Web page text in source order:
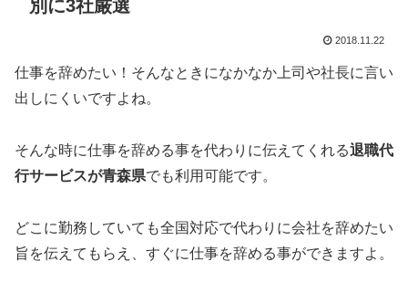
別に3社厳選
2018.11.22
仕事を辞めたい！そんなときになかなか上司や社長に言い
出しにくいですよね。
そんな時に仕事を辞める事を代わりに伝えてくれる退職代
行サービスが青森県でも利用可能です。
どこに勤務していても全国対応で代わりに会社を辞めたい
旨を伝えてもらえ、すぐに仕事を辞める事ができますよ。